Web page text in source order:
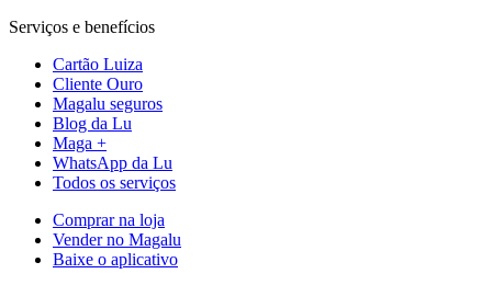
Serviços e benefícios
Cartão Luiza
Cliente Ouro
Magalu seguros
Blog da Lu
Maga +
WhatsApp da Lu
Todos os serviços
Comprar na loja
Vender no Magalu
Baixe o aplicativo